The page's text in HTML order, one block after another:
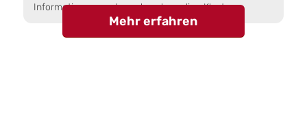
Informationen rund um das ehemalige Kloster.
Mehr erfahren